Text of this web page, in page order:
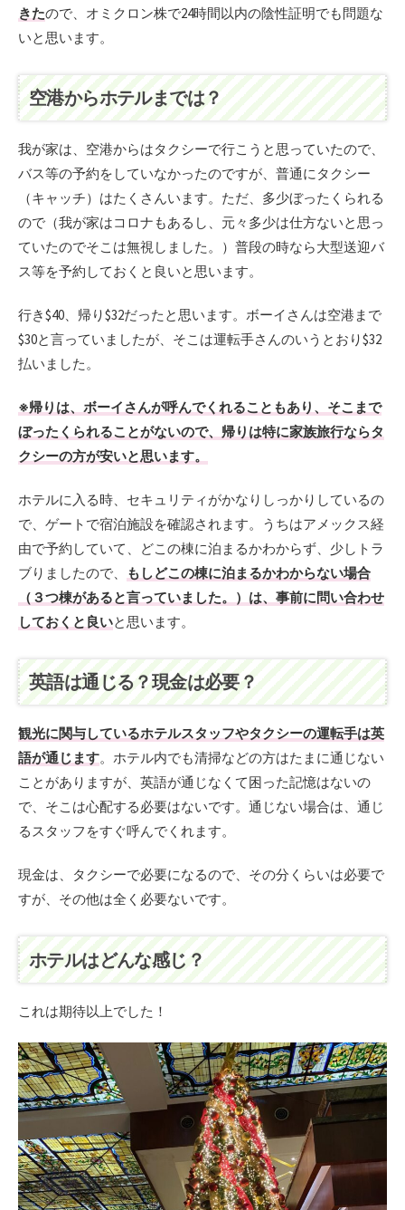
きたので、オミクロン株で24時間以内の陰性証明でも問題な
いと思います。
空港からホテルまでは？
我が家は、空港からはタクシーで行こうと思っていたので、
バス等の予約をしていなかったのですが、普通にタクシー
（キャッチ）はたくさんいます。ただ、多少ぼったくられる
ので（我が家はコロナもあるし、元々多少は仕方ないと思っ
ていたのでそこは無視しました。）普段の時なら大型送迎バ
ス等を予約しておくと良いと思います。
行き$40、帰り$32だったと思います。ボーイさんは空港まで
$30と言っていましたが、そこは運転手さんのいうとおり$32
払いました。
※帰りは、ボーイさんが呼んでくれることもあり、そこまで
ぼったくられることがないので、帰りは特に家族旅行ならタ
クシーの方が安いと思います。
ホテルに入る時、セキュリティがかなりしっかりしているの
で、ゲートで宿泊施設を確認されます。うちはアメックス経
由で予約していて、どこの棟に泊まるかわからず、少しトラ
ブりましたので、
もしどこの棟に泊まるかわからない場合
（３つ棟があると言っていました。）は、事前に問い合わせ
しておくと良いと思います。
英語は通じる？現金は必要？
観光に関与しているホテルスタッフやタクシーの運転手は英
語が通じます。ホテル内でも清掃などの方はたまに通じない
ことがありますが、英語が通じなくて困った記憶はないの
で、そこは心配する必要はないです。通じない場合は、通じ
るスタッフをすぐ呼んでくれます。
現金は、タクシーで必要になるので、その分くらいは必要で
すが、その他は全く必要ないです。
ホテルはどんな感じ？
これは期待以上でした！